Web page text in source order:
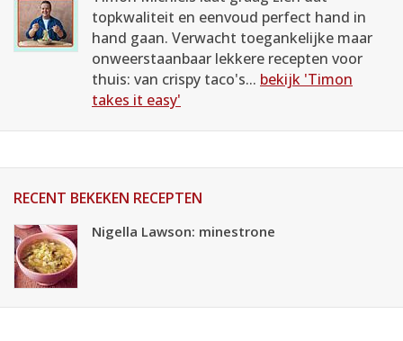
topkwaliteit en eenvoud perfect hand in
hand gaan. Verwacht toegankelijke maar
onweerstaanbaar lekkere recepten voor
thuis: van crispy taco's... bekijk 'Timon
takes it easy'
RECENT BEKEKEN RECEPTEN
Nigella Lawson: minestrone